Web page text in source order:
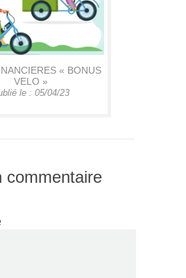
« BONUS
VELO »
le : 05/04/23
commentaire